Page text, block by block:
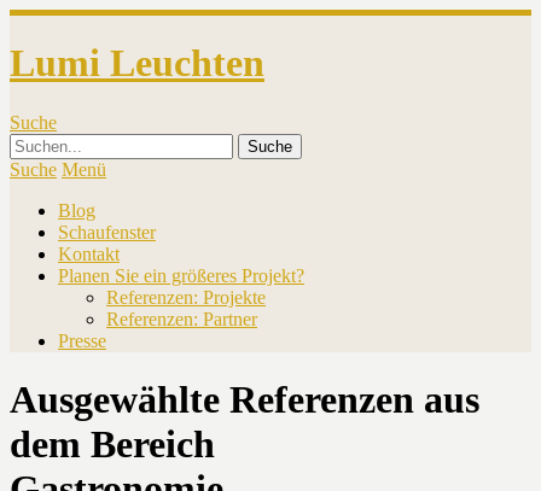
Lumi Leuchten
Suche
Suche Menü
Blog
Schaufenster
Kontakt
Planen Sie ein größeres Projekt?
Referenzen: Projekte
Referenzen: Partner
Presse
Ausgewählte Referenzen aus
dem Bereich